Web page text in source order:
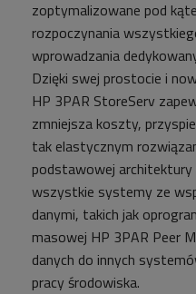
zoptymalizowane pod
rozpoczynania
wprowadzania
Dzięki swej prostocie i
HP 3PAR StoreServ
zmniejsza koszty,
tak elastycznym
podstawowej
wszystkie systemy ze
danymi, takich jak
masowej HP 3PAR Peer
danych do innych
pracy środowiska.